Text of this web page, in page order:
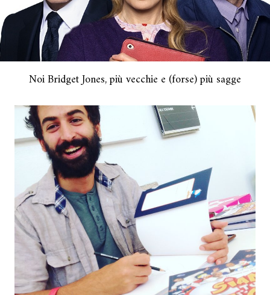
Noi Bridget Jones, più vecchie e (forse) più sagge